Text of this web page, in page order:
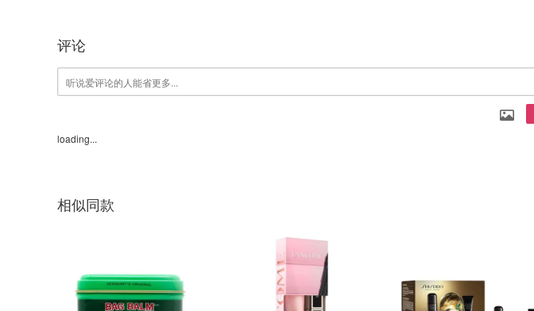
评论
loading...
相似同款